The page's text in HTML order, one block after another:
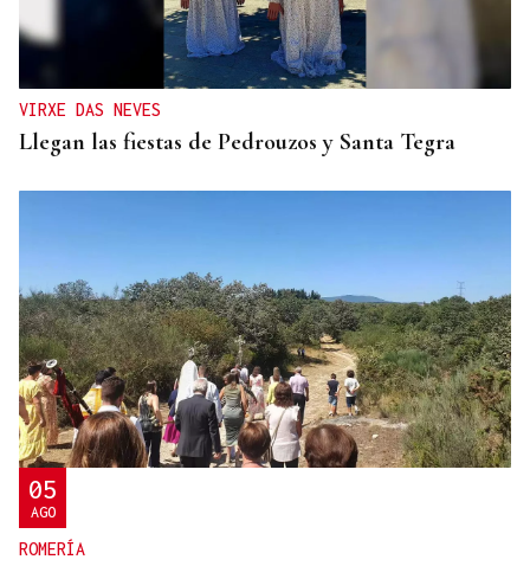
VIRXE DAS NEVES
Llegan las fiestas de Pedrouzos y Santa Tegra
05
AGO
ROMERÍA